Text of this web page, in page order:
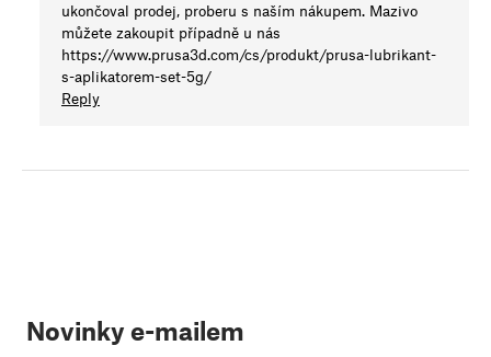
ukončoval prodej, proberu s naším nákupem. Mazivo
můžete zakoupit případně u nás
https://www.prusa3d.com/cs/produkt/prusa-lubrikant-
s-aplikatorem-set-5g/
Reply
Novinky e-mailem